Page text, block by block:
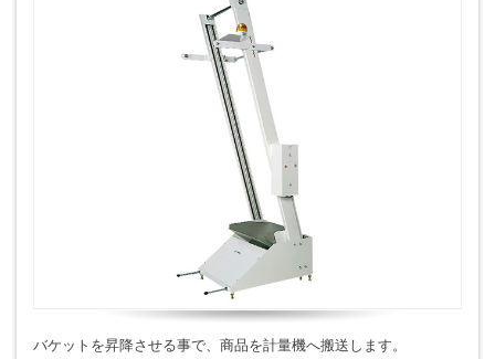
バケットを昇降させる事で、商品を計量機へ搬送します。